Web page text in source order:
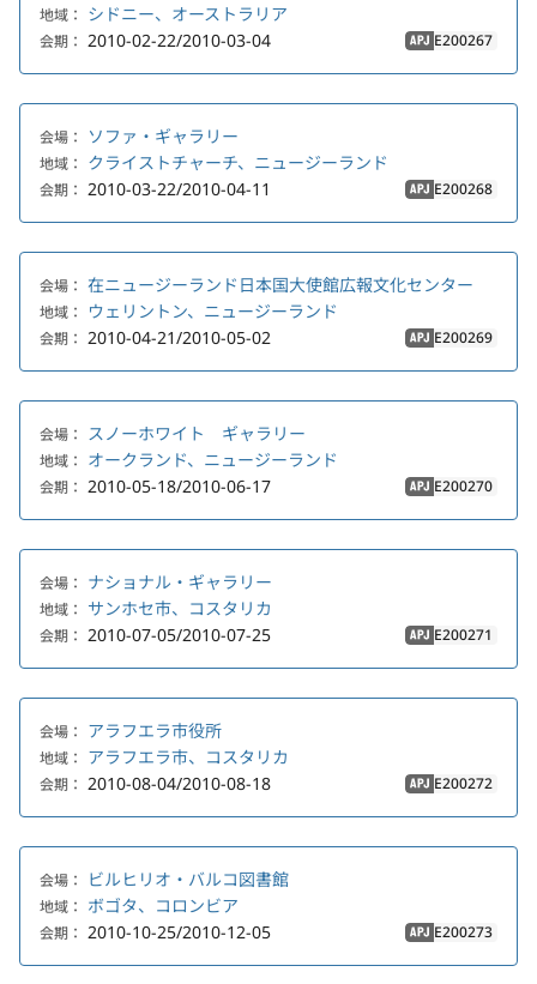
地域： シドニー、オーストラリア
会期： 2010-02-22/2010-03-04 APJ E200267
会場： ソファ・ギャラリー
地域： クライストチャーチ、ニュージーランド
会期： 2010-03-22/2010-04-11 APJ E200268
会場： 在ニュージーランド日本国大使館広報文化センター
地域： ウェリントン、ニュージーランド
会期： 2010-04-21/2010-05-02 APJ E200269
会場： スノーホワイト ギャラリー
地域： オークランド、ニュージーランド
会期： 2010-05-18/2010-06-17 APJ E200270
会場： ナショナル・ギャラリー
地域： サンホセ市、コスタリカ
会期： 2010-07-05/2010-07-25 APJ E200271
会場： アラフエラ市役所
地域： アラフエラ市、コスタリカ
会期： 2010-08-04/2010-08-18 APJ E200272
会場： ビルヒリオ・バルコ図書館
地域： ボゴタ、コロンビア
会期： 2010-10-25/2010-12-05 APJ E200273